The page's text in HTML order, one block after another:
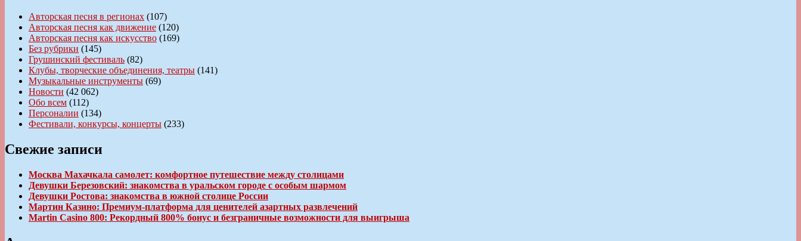
Авторская песня в регионах (107)
Авторская песня как движение (120)
Авторская песня как искусство (169)
Без рубрики (145)
Грушинский фестиваль (82)
Клубы, творческие объединения, театры (141)
Музыкальные инструменты (69)
Новости (42 062)
Обо всем (112)
Персоналии (134)
Фестивали, конкурсы, концерты (233)
Свежие записи
Москва Махачкала самолет: комфортное путешествие между столицами
Девушки Березовский: знакомства в уральском городе с особым шармом
Девушки Ростова: знакомства в южной столице России
Мартин Казино: Премиум-платформа для ценителей азартных развлечений
Martin Casino 800: Рекордный 800% бонус и безграничные возможности для выигрыша